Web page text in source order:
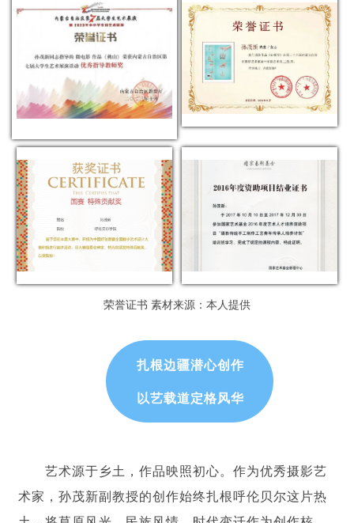
荣誉证书 素材来源：本人提供
扎根边疆潜心创作
以艺载道定格风华
艺术源于乡土，作品映照初心。作为优秀摄影艺
术家，孙茂新副教授的创作始终扎根呼伦贝尔这片热